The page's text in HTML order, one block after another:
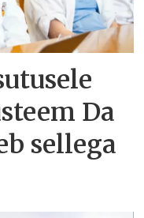
Da
sellega